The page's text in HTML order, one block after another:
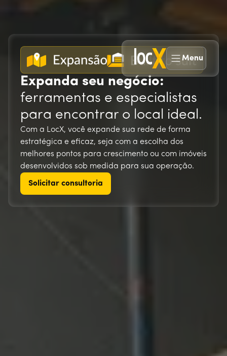
Menu
Expanda seu negócio:
ferramentas e especialistas
para encontrar o local ideal.
Com a LocX, você expande sua rede de forma
estratégica e eficaz, seja com a escolha dos
melhores pontos para crescimento ou com imóveis
desenvolvidos sob medida para sua operação.
Solicitar consultoria
Solicitar consultoria